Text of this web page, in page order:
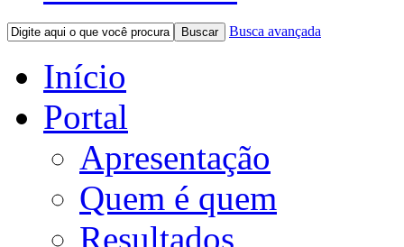
Buscar Busca avançada
Início
Portal
Apresentação
Quem é quem
Resultados